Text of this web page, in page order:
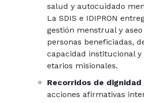
salud y autocuidado
La SDIS e IDIPRON
gestión menstrual y
personas beneficiadas,
capacidad institucional y
etarios misionales.
Recorridos de
acciones afirmativas